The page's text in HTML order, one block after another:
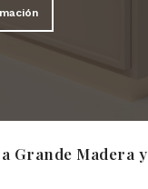
Grande Madera y